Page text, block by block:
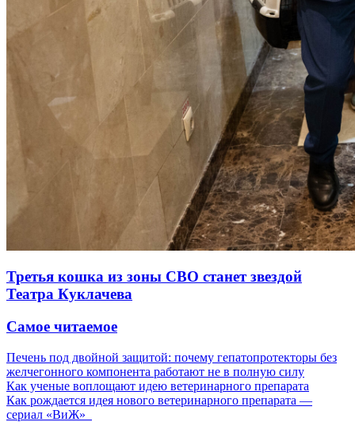
Третья кошка из зоны СВО станет звездой
Театра Куклачева
Самое читаемое
Печень под двойной защитой: почему гепатопротекторы без
желчегонного компонента работают не в полную силу
Как ученые воплощают идею ветеринарного препарата
Как рождается идея нового ветеринарного препарата —
сериал «ВиЖ»